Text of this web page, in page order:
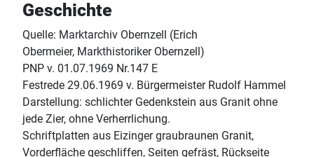
Geschichte
Quelle: Marktarchiv Obernzell (Erich
Obermeier, Markthistoriker Obernzell)
PNP v. 01.07.1969 Nr.147 E
Festrede 29.06.1969 v. Bürgermeister Rudolf Hammel
Darstellung: schlichter Gedenkstein aus Granit ohne
jede Zier, ohne Verherrlichung.
Schriftplatten aus Eizinger graubraunen Granit,
Vorderfläche geschliffen, Seiten gefräst, Rückseite